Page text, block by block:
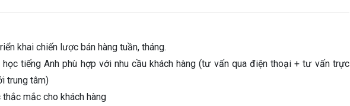
khai chiến lược bán hàng tuần, tháng.
tiếng Anh phù hợp với nhu cầu khách hàng (tư vấn qua điện thoại + tư vấn trực
trung tâm)
mắc cho khách hàng